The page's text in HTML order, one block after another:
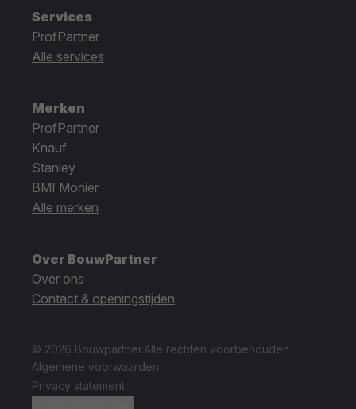
Services
ProfPartner
Alle services
Merken
ProfPartner
Knauf
Stanley
BMI Monier
Alle merken
Over BouwPartner
Over ons
Contact & openingstijden
© 2026 Bouwpartner.Alle rechten voorbehouden.
Algemene voorwaarden
Privacy statement